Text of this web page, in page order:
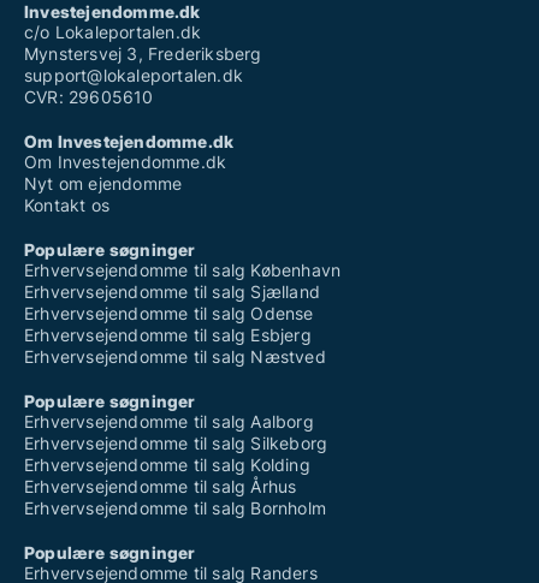
Investejendomme.dk
c/o Lokaleportalen.dk
Mynstersvej 3, Frederiksberg
support@lokaleportalen.dk
CVR: 29605610
Om Investejendomme.dk
Om Investejendomme.dk
Nyt om ejendomme
Kontakt os
Populære søgninger
Erhvervsejendomme til salg København
Erhvervsejendomme til salg Sjælland
Erhvervsejendomme til salg Odense
Erhvervsejendomme til salg Esbjerg
Erhvervsejendomme til salg Næstved
Populære søgninger
Erhvervsejendomme til salg Aalborg
Erhvervsejendomme til salg Silkeborg
Erhvervsejendomme til salg Kolding
Erhvervsejendomme til salg Århus
Erhvervsejendomme til salg Bornholm
Populære søgninger
Erhvervsejendomme til salg Randers